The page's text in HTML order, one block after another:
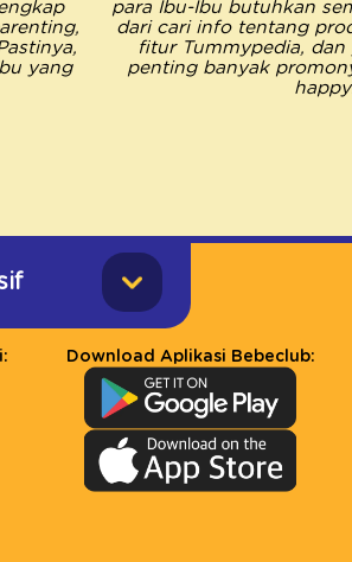
yang
para Ibu-Ibu butuhkan
dari cari info tentang
fitur Tummypedia, dan
penting banyak
Download Aplikasi Bebeclub: